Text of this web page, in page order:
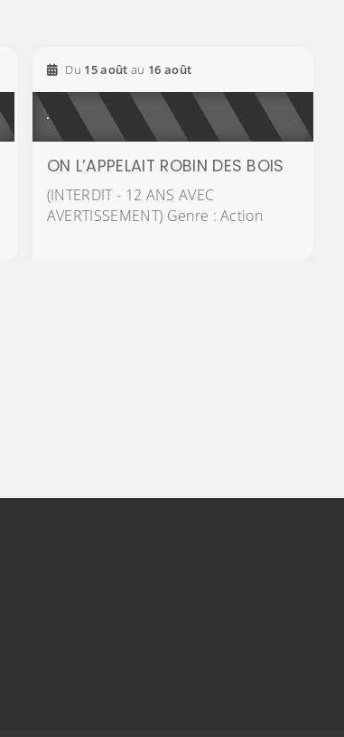
Du 15août 2026
au 16 août2026
ON L’APPELAIT ROBIN DES BOIS
(INTERDIT - 12 ANS AVEC
AVERTISSEMENT) Genre : Action